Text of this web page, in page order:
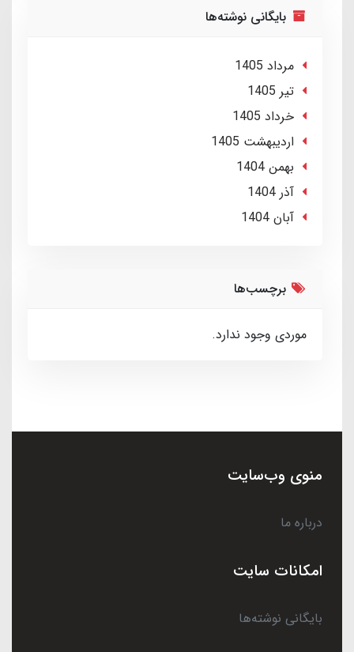
بایگانی نوشته‌ها
مرداد 1405
تير 1405
خرداد 1405
ارديبهشت 1405
بهمن 1404
آذر 1404
آبان 1404
برچسب‌ها
موردی وجود ندارد.
منوی وب‌سایت
درباره ما
امکانات سایت
بایگانی نوشته‌ها